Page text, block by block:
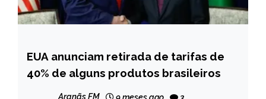
BRASIL
INTERNACIONAL
NOTÍCIAS
EUA anunciam retirada de tarifas de
40% de alguns produtos brasileiros
Aranãs FM 9 meses ago 3